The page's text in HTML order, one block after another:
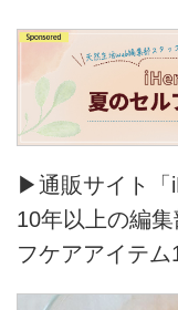
▶通販サイト「
10年以上の編
フケアアイテム